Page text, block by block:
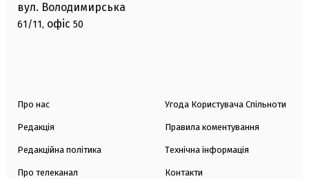
вул. Володимирська
61/11, офіс 50
Про нас
Редакція
Редакційна політика
Про телеканал
Угода Користувача Спільноти
Правила коментування
Технічна інформація
Контакти